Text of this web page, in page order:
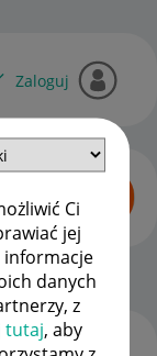
Ci
jej
informacje
danych
z
tutaj, aby
Zaloguj
OPCJE